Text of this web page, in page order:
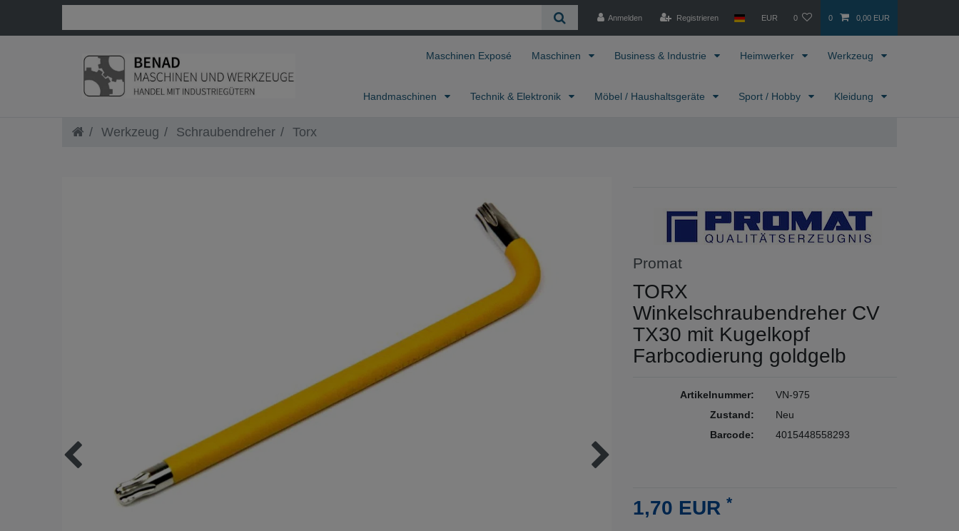
Anmelden Registrieren EUR 0 0 0,00 EUR
Maschinen Exposé Maschinen Business & Industrie Heimwerker Werkzeug
Handmaschinen Technik & Elektronik Möbel / Haushaltsgeräte Sport / Hobby Kleidung
Werkzeug Schraubendreher Torx
Promat
TORX
Winkelschraubendreher CV
TX30 mit Kugelkopf
Farbcodierung goldgelb
Artikelnummer:
Zustand:
Barcode:
VN-975
Neu
4015448558293
1,70 EUR *